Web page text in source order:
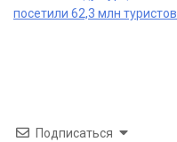
посетили 62,3 млн туристов
Подписаться